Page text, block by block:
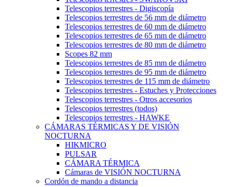
Telescopios terrestres - Digiscopía
Telescopios terrestres de 56 mm de diámetro
Telescopios terrestres de 60 mm de diámetro
Telescopios terrestres de 65 mm de diámetro
Telescopios terrestres de 80 mm de diámetro
Scopes 82 mm
Telescopios terrestres de 85 mm de diámetro
Telescopios terrestres de 95 mm de diámetro
Telescopios terrestres de 115 mm de diámetro
Telescopios terrestres - Estuches y Protecciones
Telescopios terrestres - Otros accesorios
Telescopios terrestres (todos)
Telescopios terrestres - HAWKE
CÁMARAS TÉRMICAS Y DE VISIÓN
NOCTURNA
HIKMICRO
PULSAR
CÁMARA TÉRMICA
Cámaras de VISIÓN NOCTURNA
Cordón de mando a distancia